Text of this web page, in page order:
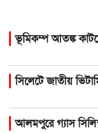
ভূমিকম্প আতঙ্ক
সিলেটে জাতীয়
আলমপুরে গ্যাস